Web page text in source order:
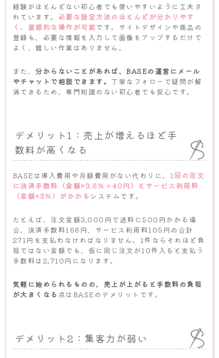
経験がほとんどない初心者でも使いやすいように工夫さ
れています。 必要な設定方法のほとんどが分かりやす
く、直感的な操作が可能 です。サイトデザインや商品の
登録も、必要な情報を入力して画像をアップするだけで
よく、難しい作業はありません。
また、 分からないことがあれば、BASEの運営にメール
やチャットで相談できます。 丁寧なフォローで疑問が解
消できるため、専門知識のない初心者でも安心です。
デメリット1：売上が増えるほど手
数料が高くなる
BASEは導入費用や月額費用がない代わりに、 1回の注文
に決済手数料（金額×3.6％＋40円）とサービス利用料
（金額×3％）がかかる システムです。
たとえば、注文金額3,000円で送料に500円かかる場
合、決済手数料166円、サービス利用料105円の合計
271円を支払わなければなりません。1件ならそれほど負
担ではない金額でも、仮に同じ注文が10件入ると支払う
手数料は2,710円になります。
気軽に始められるものの、売上が上がると手数料の負担
が大きくなる 点はBASEのデメリットです。
デメリット2：集客力が弱い